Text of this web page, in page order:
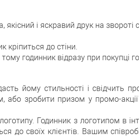
і яскравий друк на звороті
кріпиться до стіни.
годинник відразу при покупці
йому стильності і свідчить
зробити призом у промо-
Годинник з логотипом в
до своїх клієнтів. Вашим